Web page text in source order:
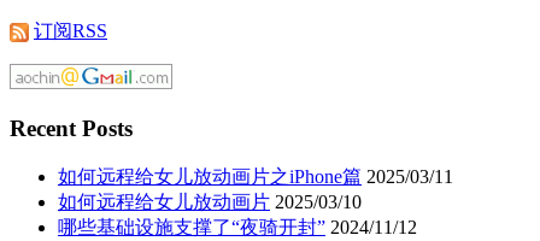
订阅RSS
Recent Posts
如何远程给女儿放动画片之iPhone篇 2025/03/11
如何远程给女儿放动画片 2025/03/10
哪些基础设施支撑了“夜骑开封” 2024/11/12